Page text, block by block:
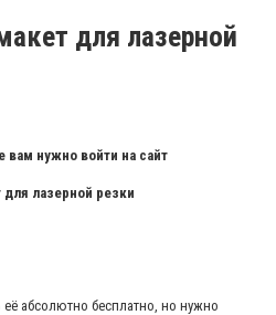
для лазерной
вам нужно войти на сайт
лазерной резки
абсолютно бесплатно, но нужно